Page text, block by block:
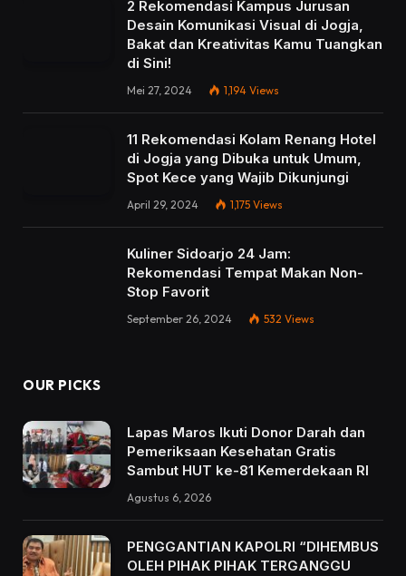
2 Rekomendasi Kampus Jurusan
Desain Komunikasi Visual di Jogja,
Bakat dan Kreativitas Kamu Tuangkan
di Sini!
Mei 27, 2024 1,194 Views
11 Rekomendasi Kolam Renang Hotel
di Jogja yang Dibuka untuk Umum,
Spot Kece yang Wajib Dikunjungi
April 29, 2024 1,175 Views
Kuliner Sidoarjo 24 Jam:
Rekomendasi Tempat Makan Non-
Stop Favorit
September 26, 2024 532 Views
OUR PICKS
Lapas Maros Ikuti Donor Darah dan
Pemeriksaan Kesehatan Gratis
Sambut HUT ke-81 Kemerdekaan RI
Agustus 6, 2026
PENGGANTIAN KAPOLRI “DIHEMBUS
OLEH PIHAK PIHAK TERGANGGU